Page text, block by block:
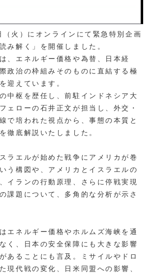
火）にオンラインにて緊急特別企画
み解く」を開催しました。
、エネルギー価格や為替、日本経
政治の枠組みそのものに直結する極
迎えています。
中枢を歴任し、前駐インドネシア大
ェローの石井正文が担当し、外交・
で培われた視点から、事態の本質と
徹底解説いたしました。
ラエルが始めた戦争にアメリカが巻
う構図や、アメリカとイスラエルの
イランの行動原理、さらに停戦実現
課題について、多角的な分析が示さ
エネルギー価格やホルムズ海峡を通
く、日本の安全保障にも大きな影響
あることにも言及。ミサイルやドロ
現代戦の変化、日米同盟への影響、